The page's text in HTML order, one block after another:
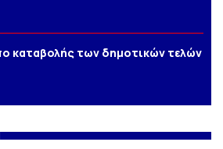
καταβολής των δημοτικών τελών